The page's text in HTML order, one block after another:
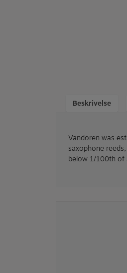
Beskrivelse
Vandoren was
saxophone
below 1/100th of